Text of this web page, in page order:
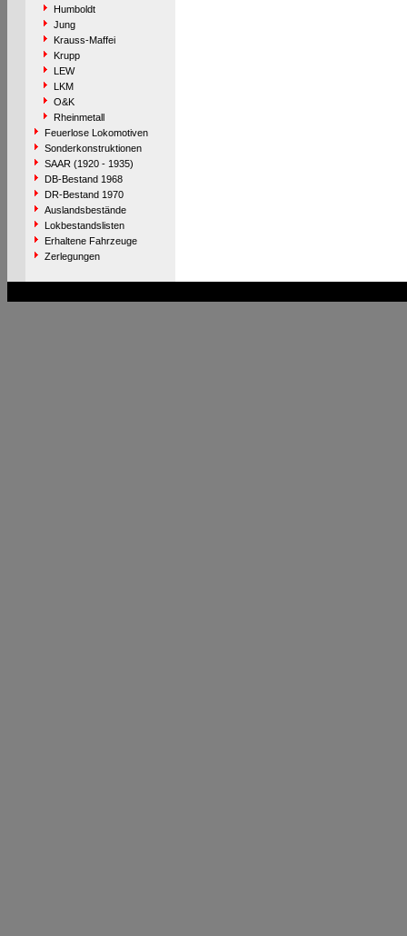
Humboldt
Jung
Krauss-Maffei
Krupp
LEW
LKM
O&K
Rheinmetall
Feuerlose Lokomotiven
Sonderkonstruktionen
SAAR (1920 - 1935)
DB-Bestand 1968
DR-Bestand 1970
Auslandsbestände
Lokbestandslisten
Erhaltene Fahrzeuge
Zerlegungen